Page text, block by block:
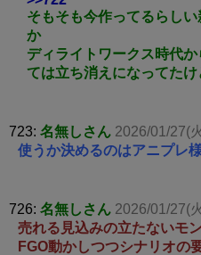
そもそも今作ってるらし
か
ディライトワークス時代
ては立ち消えになってた
723: 名無しさん 2026/01/27(
使うか決めるのはアニプレ
726: 名無しさん 2026/01/27(
売れる見込みの立たないモ
FGO動かしつつシナリオの